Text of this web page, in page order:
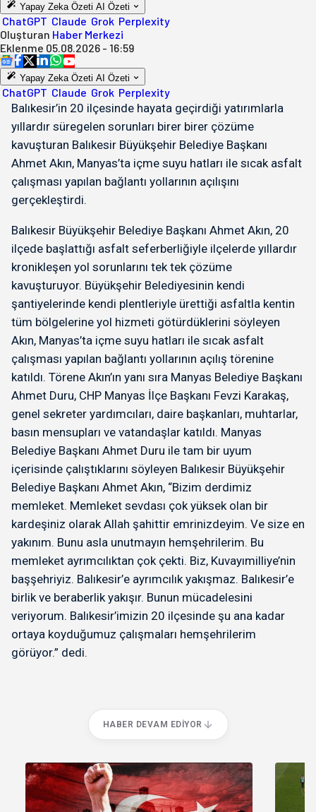
Yapay Zeka Özeti AI Özeti
ChatGPT Claude Grok Perplexity
Oluşturan Haber Merkezi
Eklenme 05.08.2026 - 16:59
Yapay Zeka Özeti AI Özeti
ChatGPT Claude Grok Perplexity
Balıkesir’in 20 ilçesinde hayata geçirdiği yatırımlarla
yıllardır süregelen sorunları birer birer çözüme
kavuşturan Balıkesir Büyükşehir Belediye Başkanı
Ahmet Akın, Manyas’ta içme suyu hatları ile sıcak asfalt
çalışması yapılan bağlantı yollarının açılışını
gerçekleştirdi.
Balıkesir Büyükşehir Belediye Başkanı Ahmet Akın, 20
ilçede başlattığı asfalt seferberliğiyle ilçelerde yıllardır
kronikleşen yol sorunlarını tek tek çözüme
kavuşturuyor. Büyükşehir Belediyesinin kendi
şantiyelerinde kendi plentleriyle ürettiği asfaltla kentin
tüm bölgelerine yol hizmeti götürdüklerini söyleyen
Akın, Manyas’ta içme suyu hatları ile sıcak asfalt
çalışması yapılan bağlantı yollarının açılış törenine
katıldı. Törene Akın’ın yanı sıra Manyas Belediye Başkanı
Ahmet Duru, CHP Manyas İlçe Başkanı Fevzi Karakaş,
genel sekreter yardımcıları, daire başkanları, muhtarlar,
basın mensupları ve vatandaşlar katıldı. Manyas
Belediye Başkanı Ahmet Duru ile tam bir uyum
içerisinde çalıştıklarını söyleyen Balıkesir Büyükşehir
Belediye Başkanı Ahmet Akın, “Bizim derdimiz
memleket. Memleket sevdası çok yüksek olan bir
kardeşiniz olarak Allah şahittir emrinizdeyim. Ve size en
yakınım. Bunu asla unutmayın hemşehrilerim. Bu
memleket ayrımcılıktan çok çekti. Biz, Kuvayımilliye’nin
başşehriyiz. Balıkesir’e ayrımcılık yakışmaz. Balıkesir’e
birlik ve beraberlik yakışır. Bunun mücadelesini
veriyorum. Balıkesir’imizin 20 ilçesinde şu ana kadar
ortaya koyduğumuz çalışmaları hemşehrilerim
görüyor.” dedi.
HABER DEVAM EDIYOR